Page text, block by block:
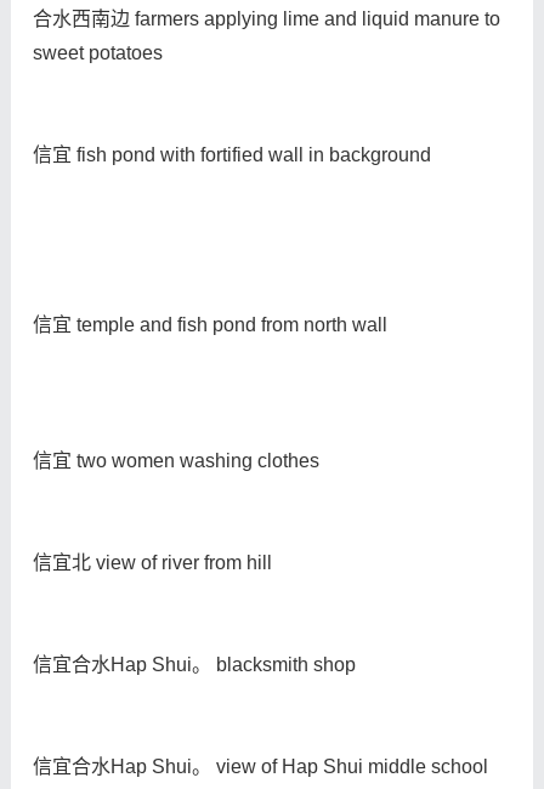
合水西南边 farmers applying lime and liquid manure to
sweet potatoes
信宜 fish pond with fortified wall in background
信宜 temple and fish pond from north wall
信宜 two women washing clothes
信宜北 view of river from hill
信宜合水Hap Shui。 blacksmith shop
信宜合水Hap Shui。 view of Hap Shui middle school